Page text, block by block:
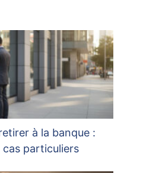
à la banque :
particuliers